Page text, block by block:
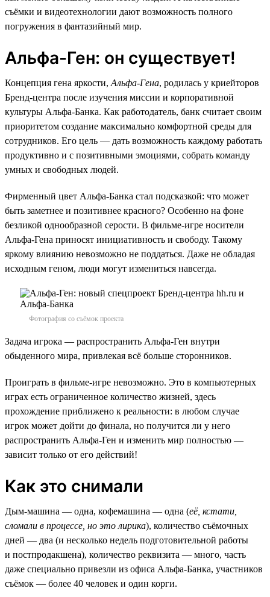
съёмки и видеотехнологии дают возможность полного
погружения в фантазийный мир.
Альфа-Ген: он существует!
Концепция гена яркости, Альфа-Гена, родилась у криейторов
Бренд-центра после изучения миссии и корпоративной
культуры Альфа-Банка. Как работодатель, банк считает своим
приоритетом создание максимально комфортной среды для
сотрудников. Его цель — дать возможность каждому работать
продуктивно и с позитивными эмоциями, собрать команду
умных и свободных людей.
Фирменный цвет Альфа-Банка стал подсказкой: что может
быть заметнее и позитивнее красного? Особенно на фоне
безликой однообразной серости. В фильме-игре носители
Альфа-Гена приносят инициативность и свободу. Такому
яркому влиянию невозможно не поддаться. Даже не обладая
исходным геном, люди могут измениться навсегда.
Фотография со съёмок проекта
Задача игрока — распространить Альфа-Ген внутри
обыденного мира, привлекая всё больше сторонников.
Проиграть в фильме-игре невозможно. Это в компьютерных
играх есть ограниченное количество жизней, здесь
прохождение приближено к реальности: в любом случае
игрок может дойти до финала, но получится ли у него
распространить Альфа-Ген и изменить мир полностью —
зависит только от его действий!
Как это снимали
Дым-машина — одна, кофемашина — одна (её, кстати,
сломали в процессе, но это лирика), количество съёмочных
дней — два (и несколько недель подготовительной работы
и постпродакшена), количество реквизита — много, часть
даже специально привезли из офиса Альфа-Банка, участников
съёмок — более 40 человек и один корги.